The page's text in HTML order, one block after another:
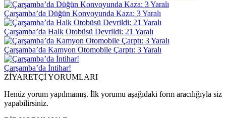
Çarşamba’da Düğün Konvoyunda Kaza: 3 Yaralı
Çarşamba’da Halk Otobüsü Devrildi: 21 Yaralı
Çarşamba’da Kamyon Otomobile Çarptı: 3 Yaralı
Çarşamba’da İntihar!
ZİYARETÇİ YORUMLARI
Henüz yorum yapılmamış. İlk yorumu aşağıdaki form aracılığıyla siz
yapabilirsiniz.